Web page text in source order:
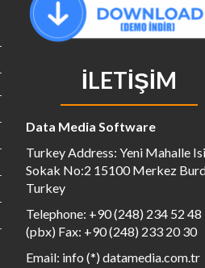
İLETIŞIM
Data Media Software
Turkey Address: Yeni Mahalle
Sokak No:2 15100 Merkez
Turkey
Telephone: +90 (248) 234 52 48
(pbx) Fax: +90 (248) 233 20 30
Email: info (*) datamedia.com.tr